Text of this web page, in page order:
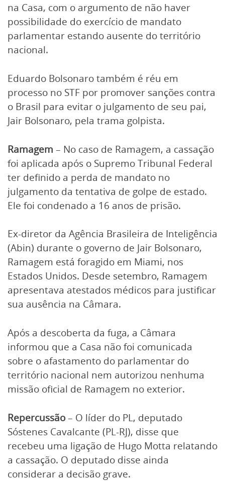
na Casa, com o argumento de não haver
possibilidade do exercício de mandato
parlamentar estando ausente do território
nacional.
Eduardo Bolsonaro também é réu em
processo no STF por promover sanções contra
o Brasil para evitar o julgamento de seu pai,
Jair Bolsonaro, pela trama golpista.
Ramagem – No caso de Ramagem, a cassação
foi aplicada após o Supremo Tribunal Federal
ter definido a perda de mandato no
julgamento da tentativa de golpe de estado.
Ele foi condenado a 16 anos de prisão.
Ex-diretor da Agência Brasileira de Inteligência
(Abin) durante o governo de Jair Bolsonaro,
Ramagem está foragido em Miami, nos
Estados Unidos. Desde setembro, Ramagem
apresentava atestados médicos para justificar
sua ausência na Câmara.
Após a descoberta da fuga, a Câmara
informou que a Casa não foi comunicada
sobre o afastamento do parlamentar do
território nacional nem autorizou nenhuma
missão oficial de Ramagem no exterior.
Repercussão– O líder do PL, deputado
Sóstenes Cavalcante (PL-RJ), disse que
recebeu uma ligação de Hugo Motta relatando
a cassação. O deputado disse ainda
considerar a decisão grave.